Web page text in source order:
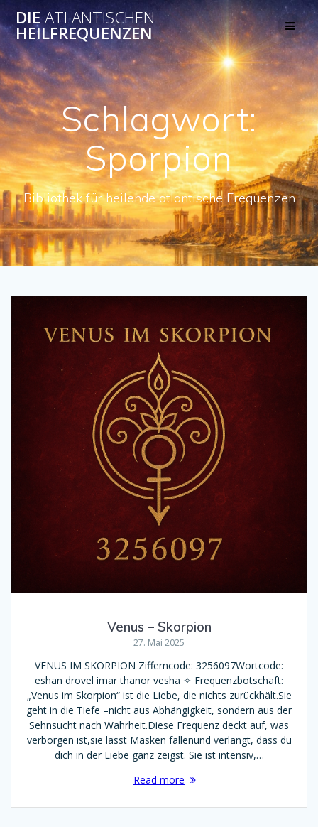
Skip
to
content
DIEATLANTISCHEN
HEILFREQUENZEN
Schlagwort:
Sporpion
Bibliothek für heilende atlantische Frequenzen
Venus – Skorpion
27. Mai 2025
VENUS IM SKORPION Zifferncode: 3256097Wortcode:
eshan drovel imar thanor vesha ✧ Frequenzbotschaft:
„Venus im Skorpion“ ist die Liebe, die nichts zurückhält.Sie
geht in die Tiefe –nicht aus Abhängigkeit, sondern aus der
Sehnsucht nach Wahrheit.Diese Frequenz deckt auf, was
verborgen ist,sie lässt Masken fallenund verlangt, dass du
dich in der Liebe ganz zeigst. Sie ist intensiv,…
Read more